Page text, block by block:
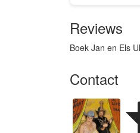
Reviews
Boek Jan en Els
Contact